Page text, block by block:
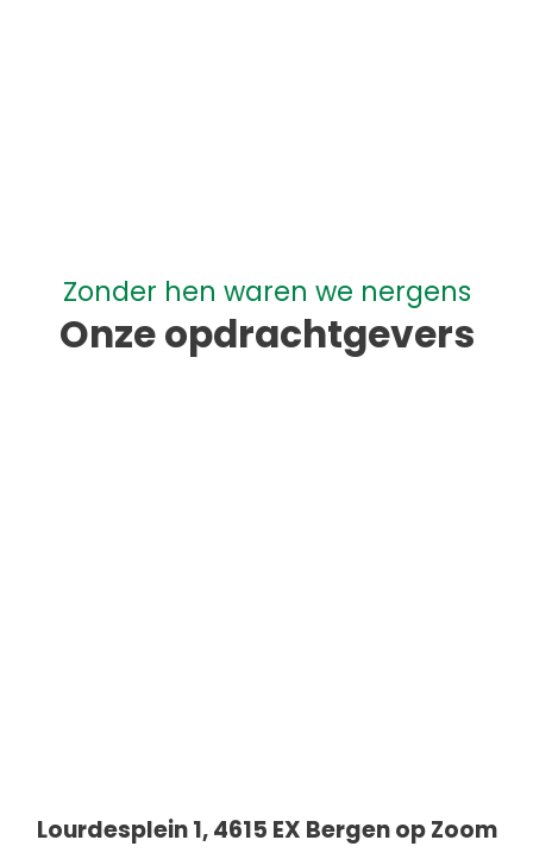
Zonder hen waren we nergens
Onze opdrachtgevers
Lourdesplein 1, 4615 EX Bergen op Zoom